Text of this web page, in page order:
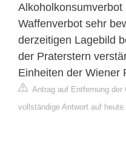
Alkoholkonsumverbot
Waffenverbot sehr
derzeitigen Lagebild
der Praterstern
Einheiten der Wiener
Antrag auf Entfernung der
vollständige Antwort auf